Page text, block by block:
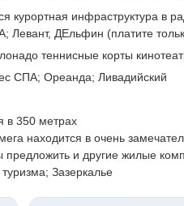
курортная инфраструктура в
ДЕльфин (платите
теннисные корты
СПА; Ореанда; Ливадийский
в 350 метрах
находится в очень
предложить и другие жилые
Зазеркалье